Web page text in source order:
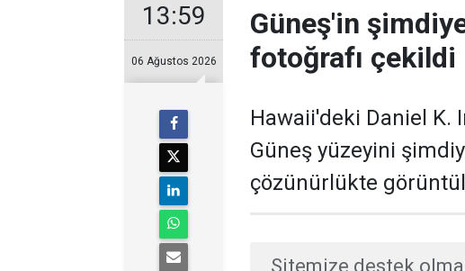
13:59
06 Ağustos 2026
Güneş'in
fotoğrafı çekildi
Hawaii'deki Daniel K.
Güneş yüzeyini
çözünürlükte
Sitemize destek